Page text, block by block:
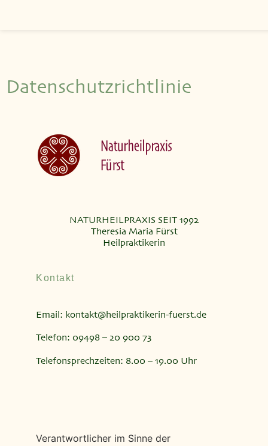
Datenschutzrichtlinie
NATURHEILPRAXIS SEIT 1992
Theresia Maria Fürst
Heilpraktikerin
Kontakt
Email: kontakt@heilpraktikerin-fuerst.de
Telefon: 09498 – 20 900 73
Telefonsprechzeiten: 8.00 – 19.00 Uhr
Verantwortlicher im Sinne der